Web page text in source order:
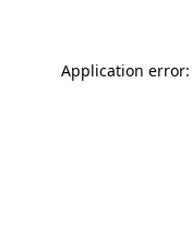
Application